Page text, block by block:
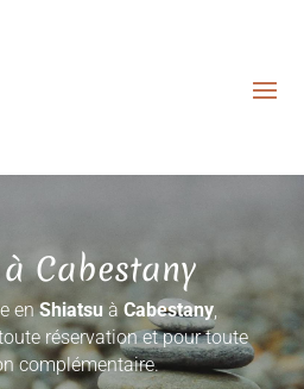
Cabestany
enShiatsuà Cabestany,
réservation et pour toute
complémentaire.